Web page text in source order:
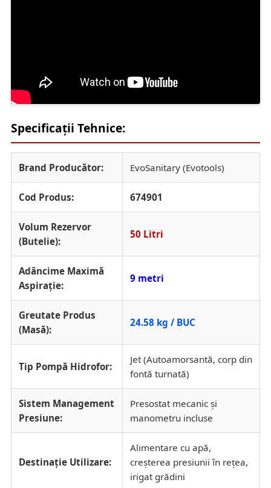
Specificații Tehnice:
Brand Producător: EvoSanitary (Evotools)
Cod Produs: 674901
Volum Rezervor
(Butelie):
50 Litri
Adâncime Maximă
Aspirație:
9 metri
Greutate Produs
(Masă):
24.58 kg / BUC
Tip Pompă Hidrofor:
Jet (Autoamorsantă, corp din
fontă turnată)
Sistem Management
Presiune:
Presostat mecanic și
manometru incluse
Destinație Utilizare:
Alimentare cu apă,
creșterea presiunii în rețea,
irigat grădini